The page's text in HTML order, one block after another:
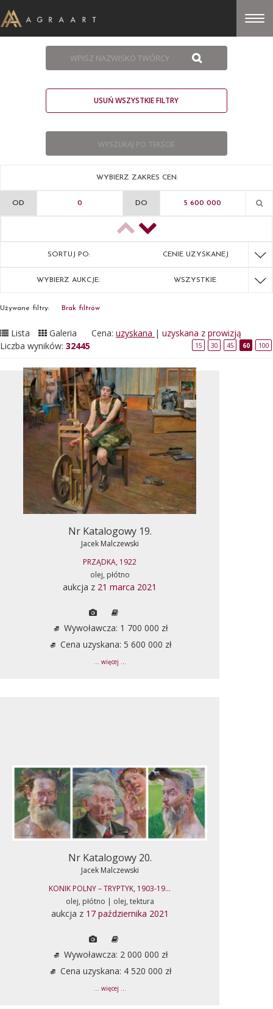
USUŃ WSZYSTKIE FILTRY
WYBIERZ ZAKRES CEN:
OD DO
SORTUJ PO: CENIE UZYSKANEJ
WYBIERZ AUKCJE: WSZYSTKIE
Używane filtry: Brak filtrów
Lista Galeria Cena: uzyskana | uzyskana z prowizją
Liczba wyników: 32445 15 30 45 60 100
Nr Katalogowy 19.
Jacek Malczewski
PRZĄDKA, 1922
olej, płótno
aukcja z 21 marca 2021
Wywoławcza: 1 700 000 zł
Cena uzyskana: 5 600 000 zł
... więcej ...
Nr Katalogowy 20.
Jacek Malczewski
KONIK POLNY – TRYPTYK, 1903-19...
olej, płótno | olej, tektura
aukcja z 17 października 2021
Wywoławcza: 2 000 000 zł
Cena uzyskana: 4 520 000 zł
... więcej ...